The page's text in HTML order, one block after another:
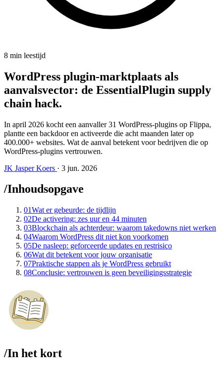
8 min leestijd
WordPress plugin-marktplaats als
aanvalsvector: de EssentialPlugin supply
chain hack.
In april 2026 kocht een aanvaller 31 WordPress-plugins op Flippa,
plantte een backdoor en activeerde die acht maanden later op
400.000+ websites. Wat de aanval betekent voor bedrijven die op
WordPress-plugins vertrouwen.
JK Jasper Koers · 3 jun. 2026
/Inhoudsopgave
01Wat er gebeurde: de tijdlijn
02De activering: zes uur en 44 minuten
03Blockchain als achterdeur: waarom takedowns niet werken
04Waarom WordPress dit niet kon voorkomen
05De nasleep: geforceerde updates en restrisico
06Wat dit betekent voor jouw organisatie
07Praktische stappen als je WordPress gebruikt
08Conclusie: vertrouwen is geen beveiligingsstrategie
/In het kort